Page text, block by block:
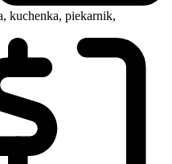
kuchenka, piekarnik,